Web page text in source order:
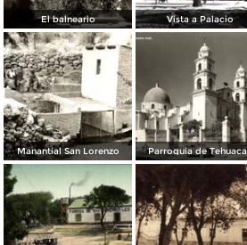
El balneario Vista a Palacio
Manantial San Lorenzo Parroquia de